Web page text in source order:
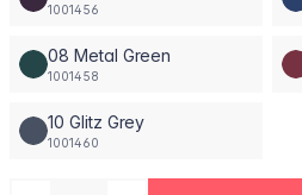
1001456
08 Metal Green
1001458
10 Glitz Grey
1001460